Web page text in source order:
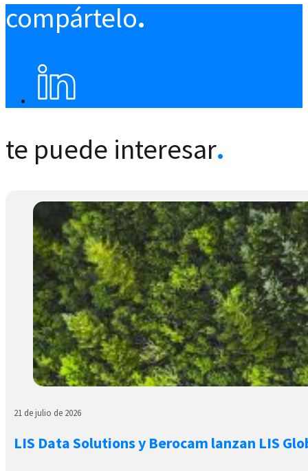
compártelo.
te puede interesar.
21 de julio de 2026
LIS Data Solutions y Berocam lanzan LIS